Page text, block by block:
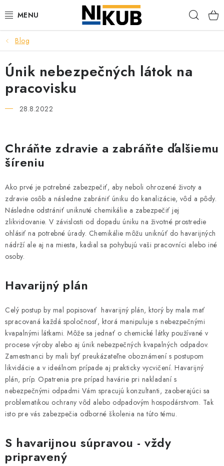
na
EKOLÓGIA
BEZPEČNOSŤ
ORGANIZÁCIA PREVÁDZKY
Obchodné podmienky Ochrana osobných údajov
Blog
Kontakt
Ako nakupovať
Blog
Únik nebezpečných látok na
pracovisku
28.8.2022
Chráňte zdravie a zabráňte ďalšiemu
šíreniu
Ako prvé je potrebné zabezpečiť, aby neboli ohrozené životy a
zdravie osôb a následne zabrániť úniku do kanalizácie, vôd a pôdy.
Následne odstrániť uniknuté chemikálie a zabezpečiť jej
zlikvidovanie. V závislosti od dopadu úniku na životné prostredie
ohlásiť na potrebné úrady. Chemikálie môžu uniknúť do havarijných
nádrží ale aj na miesta, kadial sa pohybujú vaši pracovníci alebo iné
osoby.
Havarijný plán
Celý postup by mal popisovať havarijný plán, ktorý by mala mať
spracovaná každá spoločnosť, ktorá manipuluje s nebezpečnými
kvapalnými látkami. Môže sa jednať o chemické látky používané v
procese výroby alebo aj únik nebezpečných kvapalných odpadov.
Zamestnanci by mali byť preukázateľne oboznámení s postupom
likvidácie a v ideálnom prípade aj prakticky vycvičení. Havarijný
plán, príp. Opatrenia pre prípad havárie pri nakladaní s
nebezpečnými odpadmi Vám spracujú konzultanti, zaoberajúci sa
problematikou ochrany vôd alebo odpadovým hospodárstvom. Tak
isto pre vás zabezpečia odborné školenia na túto tému.
S havarijnou súpravou - vždy
pripravený